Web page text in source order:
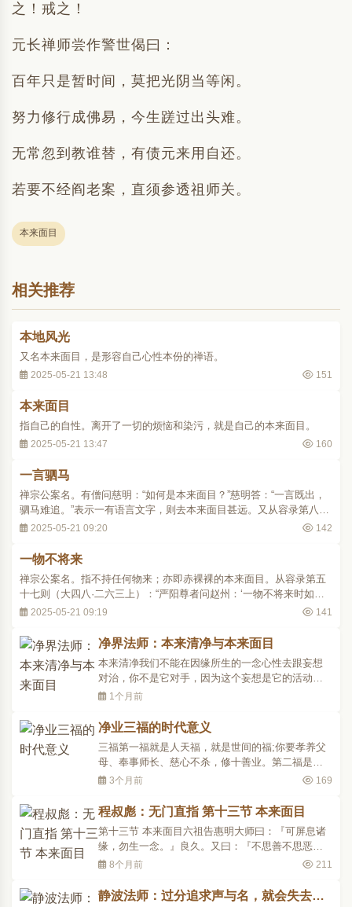
之！戒之！
元长禅师尝作警世偈曰：
百年只是暂时间，莫把光阴当等闲。
努力修行成佛易，今生蹉过出头难。
无常忽到教谁替，有债元来用自还。
若要不经阎老案，直须参透祖师关。
本来面目
相关推荐
本地风光
又名本来面目，是形容自己心性本份的禅语。
2025-05-21 13:48 151
本来面目
指自己的自性。离开了一切的烦恼和染污，就是自己的本来面目。
2025-05-21 13:47 160
一言驷马
禅宗公案名。有僧问慈明：“如何是本来面目？”慈明答：“一言既出，
驷马难追。”表示一有语言文字，则去本来面目甚远。又从容录第八十
九则（大四八·二八五上）：“只如万里无寸草处，作么生去？（一言既
2025-05-21 09:20 142
一物不将来
禅宗公案名。指不持任何物来；亦即赤裸裸的本来面目。从容录第五
十七则（大四八·二六三上）：“严阳尊者问赵州：‘一物不将来时如
何？’州云：‘放下着！’严云：‘一物不将来，放下个甚么？’州云：‘恁么
前”、“喜怒哀乐未发前..
2025-05-21 09:19 141
净界法师：本来清净与本来面目
本来清净我们不能在因缘所生的一念心性去跟妄想
对治，你不是它对手，因为这个妄想是它的活动范
围。你把它拉到我们本具的一念心性，就是我们本
你只要唤醒它，何期自性，本自清净，我们把所有
的妄想拉到一念心性。本来清净的意思就是说，它
不是修来的。既然..
1个月前
净业三福的时代意义
三福第一福就是人天福，就是世间的福;你要孝养父
母、奉事师长、慈心不杀，修十善业。第二福是二
乘福，修声闻缘觉，又叫戒福，持戒的果报。第三
这个三福，实际上涵盖着五乘佛法：有人、天、声
闻、缘觉、菩萨;五乘的佛法都包含在这个三福里
面，所以这就叫净..
3个月前 169
程叔彪：无门直指 第十三节 本来面目
第十三节 本来面目六祖告惠明大师曰：『可屏息诸
缘，勿生一念。』良久。又曰：『不思善不思恶，
正与麽时，那个是明上座本来面目？』後来说法
缚。若只百物不思，念尽除却，一念绝即死，别处
8个月前 211
静波法师：过分追求声与名，就会失去内